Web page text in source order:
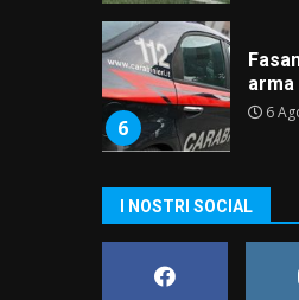
6
6
Carta
piano
6
I NOSTRI SOCIAL